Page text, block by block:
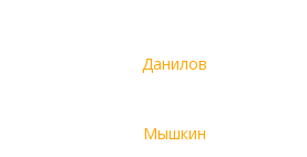
Данилов
Мышкин